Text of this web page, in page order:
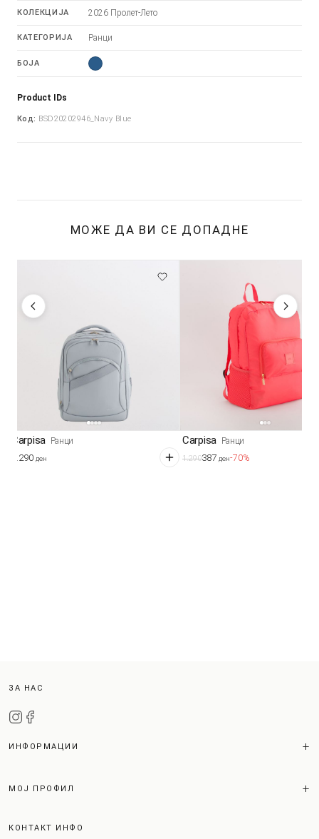
КОЛЕКЦИЈА 2026 Пролет-Лето
КАТЕГОРИЈА Ранци
БОЈА
Product IDs
Код: BSD20202946_Navy Blue
МОЖЕ ДА ВИ СЕ ДОПАДНЕ
Carpisa Ранци
3.290 ден
Carpisa Ранци
1.290387 ден-70%
ЗА НАС
ИНФОРМАЦИИ
МОЈ ПРОФИЛ
КОНТАКТ ИНФО